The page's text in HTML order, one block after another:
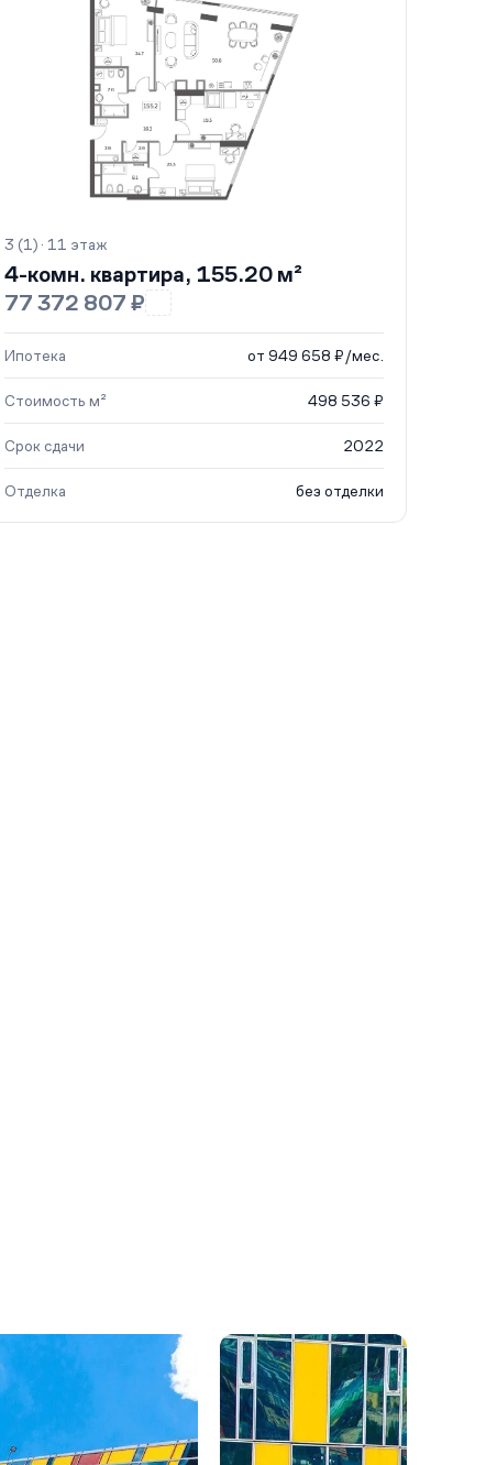
3 (1) · 11 этаж
4-комн. квартира, 155.20 м²
77 372 807 ₽
Ипотека от 949 658 ₽/мес.
Стоимость м² 498 536 ₽
Срок сдачи 2022
Отделка без отделки